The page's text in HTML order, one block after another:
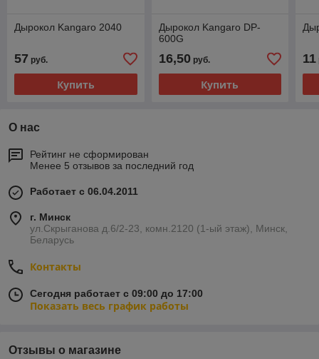
Дырокол Kangaro 2040
57 руб.
Купить
Дырокол Kangaro DP-
600G
16,50руб.
Купить
11
О нас
Рейтинг не сформирован
Менее 5 отзывов за последний год
Работает с 06.04.2011
г. Минск
ул.Скрыганова д.6/2-23, комн.2120 (1-ый этаж), Минск,
Беларусь
Контакты
Сегодня работает с 09:00 до 17:00
Показать весь график работы
Отзывы о магазине